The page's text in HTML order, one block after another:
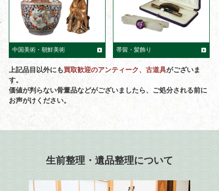
中国美術・朝鮮美術 帯留・髪飾り
上記品目以外にも買取歓迎のアンティーク、古道具がございま
す。
価値が判らない骨董品などがございましたら、ご処分される前に
お声がけください。
生前整理・遺品整理について